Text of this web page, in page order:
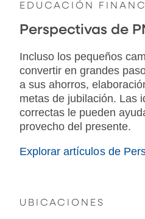
EDUCACIÓN
Perspectivas de
Incluso los pequeños
convertir en grandes
a sus ahorros,
metas de jubilación. Las
correctas le pueden
provecho del presente.
Explorar artículos de
UBICACIONES